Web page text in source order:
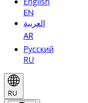
EN
العربية
AR
Русский
RU
RU